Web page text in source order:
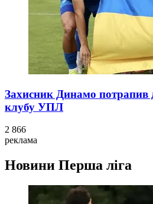
Захисник Динамо потрапив
клубу УПЛ
2 866
реклама
Новини Перша ліга